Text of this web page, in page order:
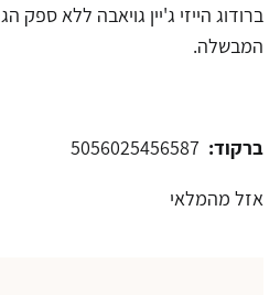
ברודוג הייזי ג'יין גויאבה ללא ספק
המבשלה.
ברקוד:
אזל מהמלאי